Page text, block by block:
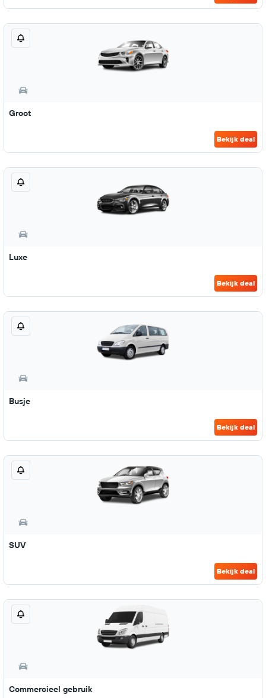
Groot
Bekijk deal
Luxe
Bekijk deal
Busje
Bekijk deal
SUV
Bekijk deal
Commercieel gebruik